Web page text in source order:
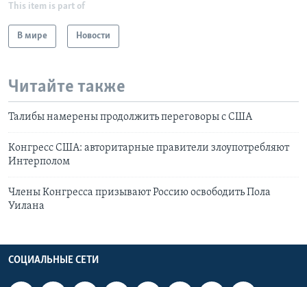
This item is part of
В мире Новости
Читайте также
Талибы намерены продолжить переговоры с США
Конгресс США: авторитарные правители злоупотребляют
Интерполом
Члены Конгресса призывают Россию освободить Пола
Уилана
СОЦИАЛЬНЫЕ СЕТИ